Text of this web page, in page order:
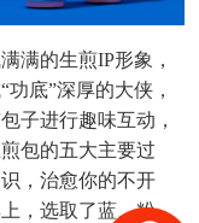
满的生煎IP形象 ，
“功底”深厚的大侠，
子进行趣味互动，
包的五大主要过
，治愈你的不开
，选取了蓝、粉、